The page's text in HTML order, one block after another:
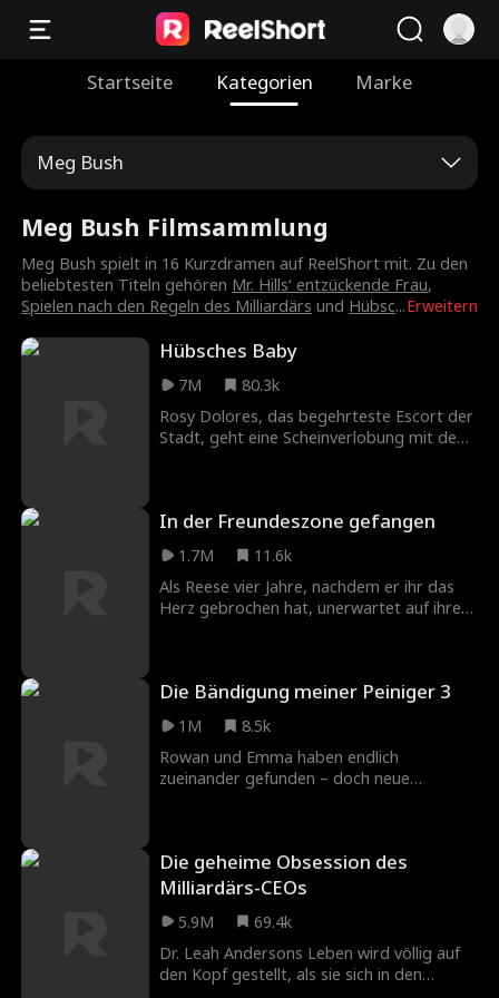
Startseite Kategorien Marke
Meg Bush
Meg Bush Filmsammlung
Erweitern
Meg Bush spielt in 16 Kurzdramen auf ReelShort mit. Zu den
beliebtesten Titeln gehören Mr. Hills‘ entzückende Frau,
Spielen nach den Regeln des Milliardärs und Hübsc...
Hübsches Baby
7M
80.3k
Rosy Dolores, das begehrteste Escort der
Stadt, geht eine Scheinverlobung mit dem
nicht weiß, ist, dass Tads charmante
Tochter Lily genau das Kind ist, nach dem
sie sucht.
In der Freundeszone gefangen
1.7M
11.6k
Als Reese vier Jahre, nachdem er ihr das
Herz gebrochen hat, unerwartet auf ihren
falsche Freundin auszugeben. Doch als
vergangene Gefühle wieder aufkommen,
muss Reese entscheiden, ob die Chance
auf wahre Liebe das Risiko wert ist, die
Vergangenheit zu wiederholen.
Die Bändigung meiner Peiniger 3
1M
8.5k
Rowan und Emma haben endlich
zueinander gefunden – doch neue
Happy End kämpfen? Die Geschichte von
Emma und den „Big Four“ steuert auf ihr
Die geheime Obsession des
Milliardärs-CEOs
5.9M
69.4k
Dr. Leah Andersons Leben wird völlig auf
den Kopf gestellt, als sie sich in den